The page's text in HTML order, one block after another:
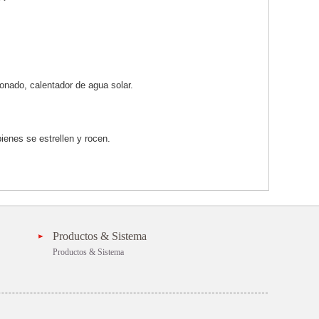
calentador de agua solar.
se estrellen y rocen.
Productos & Sistema
Productos & Sistema